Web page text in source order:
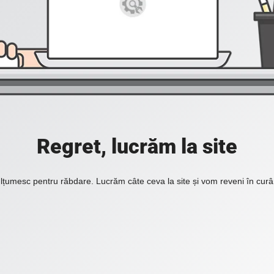
Regret, lucrăm la site
pentru răbdare. Lucrăm câte ceva la site și vom reveni în